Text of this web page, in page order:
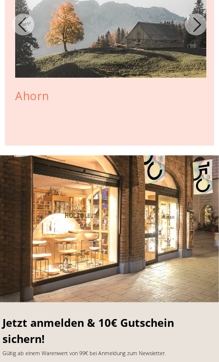
Ahorn
Jetzt anmelden & 10€ Gutschein
sichern!
Gültig ab einem Warenwert von 99€ bei Anmeldung zum Newsletter.